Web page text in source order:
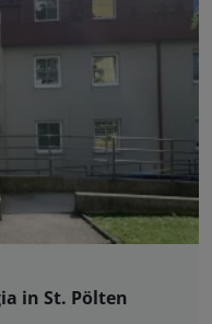
in St. Pölten